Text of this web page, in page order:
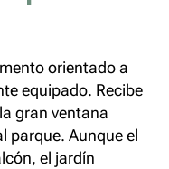
orientado a
equipado. Recibe
gran ventana
parque. Aunque el
el jardín